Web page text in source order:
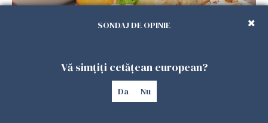
Înghețata de casă cu nectarine care
SONDAJ DE OPINIE
Vă simțiți cetățean european?
Da Nu